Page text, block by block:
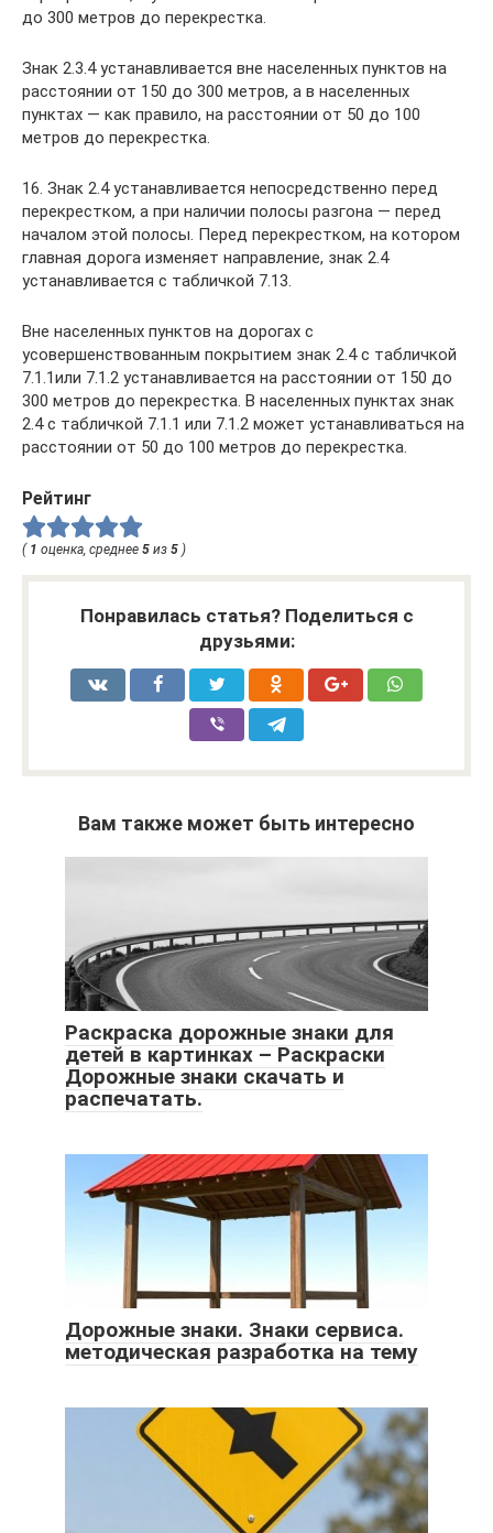
до 300 метров до перекрестка.
Знак 2.3.4 устанавливается вне населенных пунктов на
расстоянии от 150 до 300 метров, а в населенных
пунктах — как правило, на расстоянии от 50 до 100
метров до перекрестка.
16. Знак 2.4 устанавливается непосредственно перед
перекрестком, а при наличии полосы разгона — перед
началом этой полосы. Перед перекрестком, на котором
главная дорога изменяет направление, знак 2.4
устанавливается с табличкой 7.13.
Вне населенных пунктов на дорогах с
усовершенствованным покрытием знак 2.4 с табличкой
7.1.1или 7.1.2 устанавливается на расстоянии от 150 до
300 метров до перекрестка. В населенных пунктах знак
2.4 с табличкой 7.1.1 или 7.1.2 может устанавливаться на
расстоянии от 50 до 100 метров до перекрестка.
Рейтинг
( 1 оценка, среднее 5 из 5 )
Понравилась статья? Поделиться с
друзьями:
Вам также может быть интересно
Раскраска дорожные знаки для
детей в картинках – Раскраски
Дорожные знаки скачать и
распечатать.
Дорожные знаки. Знаки сервиса.
методическая разработка на тему